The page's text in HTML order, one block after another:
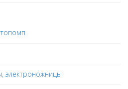
электроножницы